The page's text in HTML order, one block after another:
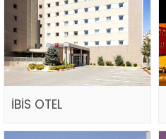
İBİS OTEL